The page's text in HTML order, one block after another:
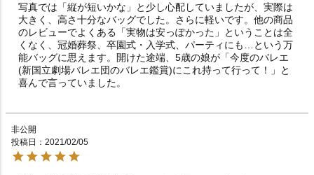
写真では「縦が短いかな」と少し心配していましたが、実際は
大きく、高さ十分なバッグでした。さらに軽いです。他の商品
のレビューでよくある「実物は安っぽかった」ということは全
くなく、冠婚葬祭、卒園式・入学式、パーティにも…という万
能バッグに思えます。開けた途端、5歳の娘が「今度のバレエ
(新国立劇場バレエ団のバレエ鑑賞)にこれ持って行って！」と
喜んで言っていました。
非公開
投稿日
2021/02/05